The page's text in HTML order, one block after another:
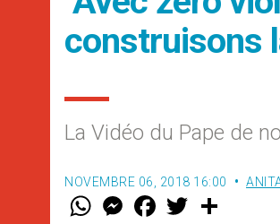
construisons
La Vidéo du Pape de
NOVEMBRE 06, 2018 16:00
W M
e
F
a w